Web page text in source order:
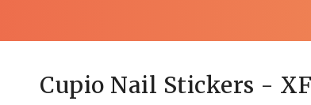
Cupio Nail Stickers -